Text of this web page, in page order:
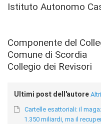
Istituto Autonomo
Componente del
Comune di Scordia
Collegio dei Revisori
Ultimi post dell'autore
Cartelle esattoriali: il
1.350 miliardi, ma il